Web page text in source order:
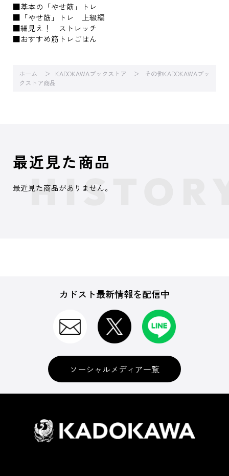
■基本の「やせ筋」トレ
■「やせ筋」トレ 上級編
■細見え！ ストレッチ
■おすすめ筋トレごはん
ホーム KADOKAWAブックストア
その他KADOKAWAブッ
クストア商品
最近見た商品
最近見た商品がありません。
カドスト最新情報を配信中
ソーシャルメディア一覧